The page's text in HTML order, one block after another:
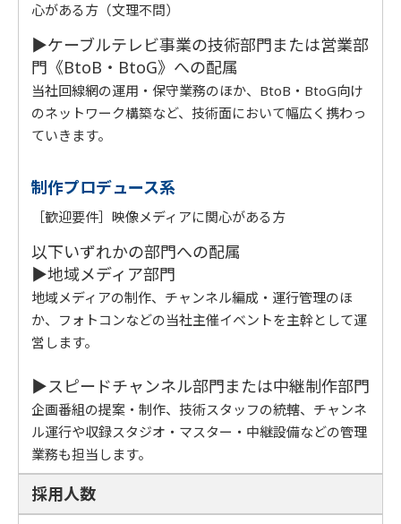
心がある方（文理不問）
▶ケーブルテレビ事業の技術部門または営業部
門《BtoB・BtoG》への配属
当社回線網の運用・保守業務のほか、BtoB・BtoG向け
のネットワーク構築など、技術面において幅広く携わっ
ていきます。
制作プロデュース系
［歓迎要件］映像メディアに関心がある方
以下いずれかの部門への配属
▶地域メディア部門
地域メディアの制作、チャンネル編成・運行管理のほ
か、フォトコンなどの当社主催イベントを主幹として運
営します。
▶スピードチャンネル部門または中継制作部門
企画番組の提案・制作、技術スタッフの統轄、 チャンネ
ル運行や収録スタジオ・マスター・中継設備などの管理
業務も担当します。
採用人数